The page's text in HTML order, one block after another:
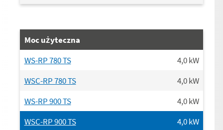
Moc użyteczna
WS-RP 780 TS
4,0kW
WSC-RP 780 TS
4,0kW
WS-RP 900 TS
4,0kW
WSC-RP 900 TS
4,0kW